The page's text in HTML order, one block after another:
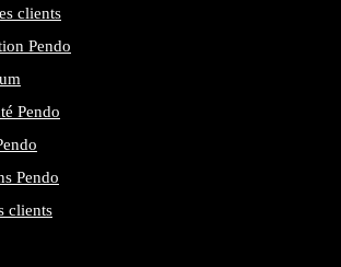
clients
Pendo
Pendo
Pendo
clients